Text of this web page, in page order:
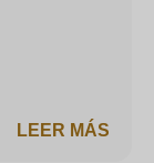
LEER MÁS